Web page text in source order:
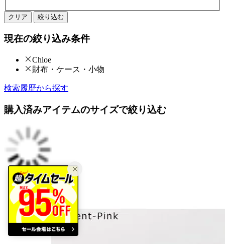
クリア 絞り込む
現在の絞り込み条件
Chloe
財布・ケース・小物
検索履歴から探す
購入済みアイテムのサイズで絞り込む